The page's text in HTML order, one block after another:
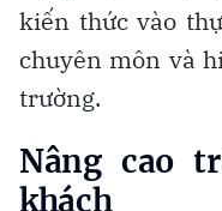
kiến thức vào
chuyên môn và
trường.
Nâng cao
khách